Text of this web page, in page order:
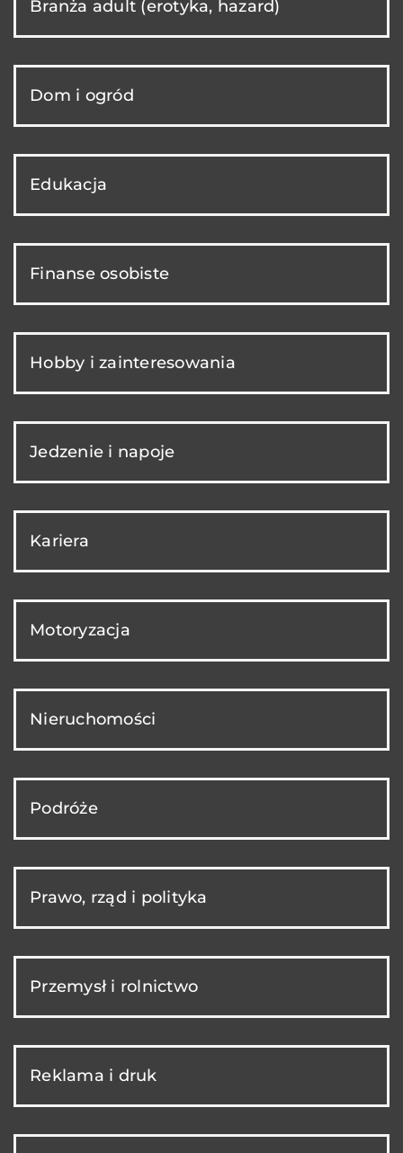
Branża adult (erotyka, hazard)
Dom i ogród
Edukacja
Finanse osobiste
Hobby i zainteresowania
Jedzenie i napoje
Kariera
Motoryzacja
Nieruchomości
Podróże
Prawo, rząd i polityka
Przemysł i rolnictwo
Reklama i druk